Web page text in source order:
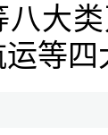
八大
等四